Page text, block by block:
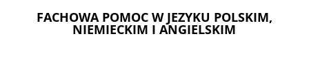
FACHOWA POMOC W JEZYKU POLSKIM,
NIEMIECKIM I ANGIELSKIM